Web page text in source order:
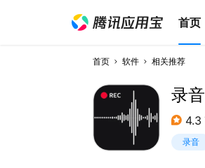
首页
首页 软件 相关推荐
录
4.3
录音